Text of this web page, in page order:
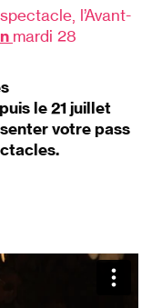
l’Avant-
mardi 28
le 21 juillet
votre pass